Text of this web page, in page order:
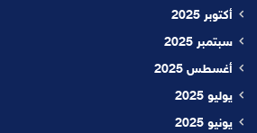
أكتوبر 2025
سبتمبر 2025
أغسطس 2025
يوليو 2025
يونيو 2025